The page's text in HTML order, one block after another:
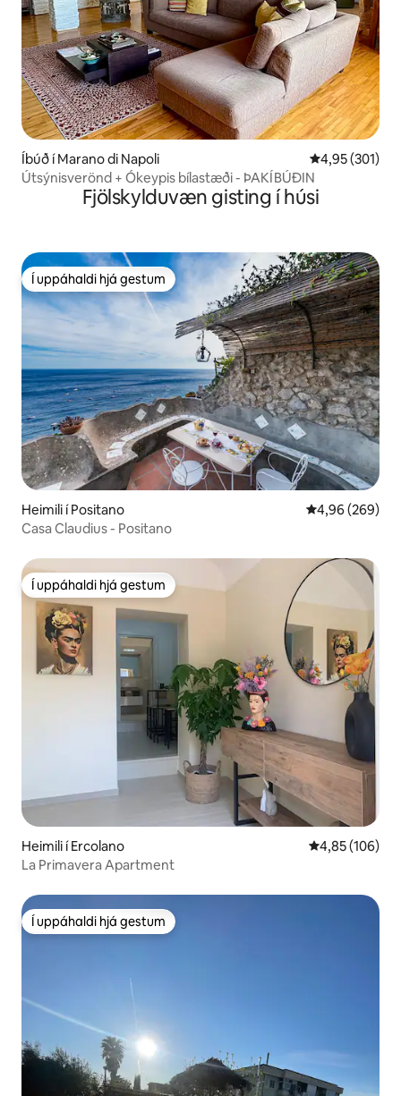
Íbúð í Marano di Napoli 4,95 af 5 í
4,95 (301)
Útsýnisverönd + Ókeypis bílastæði - ÞAKÍBÚÐIN
Fjölskylduvæn gisting í húsi
Í uppáhaldi hjá gestum
Í uppáhaldi hjá gestum
Heimili í Positano 4,96 af 5 í
4,96 (269)
Casa Claudius - Positano
Í uppáhaldi hjá gestum
Í uppáhaldi hjá gestum
Heimili í Ercolano 4,85 af 5 í
4,85 (106)
La Primavera Apartment
Í uppáhaldi hjá gestum
Í uppáhaldi hjá gestum